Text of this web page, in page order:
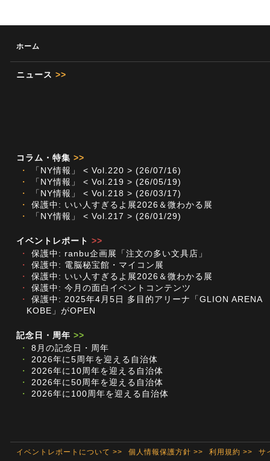
ホーム
ニュース >>
コラム・特集 >>
・
「NY情報」 < Vol.220 > (26/07/16)
・
「NY情報」 < Vol.219 > (26/05/19)
・
「NY情報」 < Vol.218 > (26/03/17)
・
保護中: いい人すぎるよ展2026＆微わかる展
・
「NY情報」 < Vol.217 > (26/01/29)
イベントレポート >>
・
保護中: ranbu企画展「注文の多い文具店」
・
保護中: 電脳秘宝館・マイコン展
・
保護中: いい人すぎるよ展2026＆微わかる展
・
保護中: 今月の面白イベントコンテンツ
・
保護中: 2025年4月5日 多目的アリーナ「GLION ARENA
KOBE」がOPEN
記念日・周年 >>
・
8月の記念日・周年
・
2026年に5周年を迎える自治体
・
2026年に10周年を迎える自治体
・
2026年に50周年を迎える自治体
・
2026年に100周年を迎える自治体
イベントレポートについて >> 個人情報保護方針 >> 利用規約 >> サ